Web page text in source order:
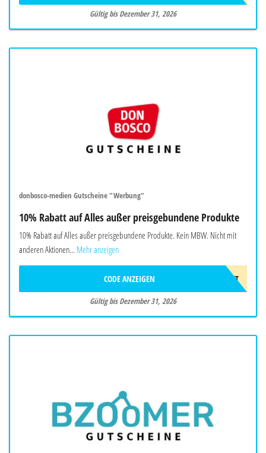
Gültig bis Dezember 31, 2026
donbosco-medien Gutscheine "Werbung"
10% Rabatt auf Alles außer preisgebundene Produkte
10% Rabatt auf Alles außer preisgebundene Produkte. Kein MBW. Nicht mit
anderen Aktionen... Mehr anzeigen
10%GESCHENKT
CODE ANZEIGEN
Gültig bis Dezember 31, 2026